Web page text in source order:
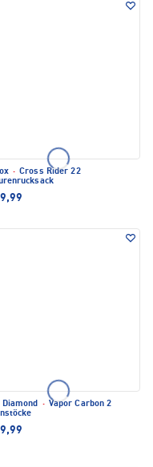
· Cross Rider 22
Diamond · Vapor Carbon 2